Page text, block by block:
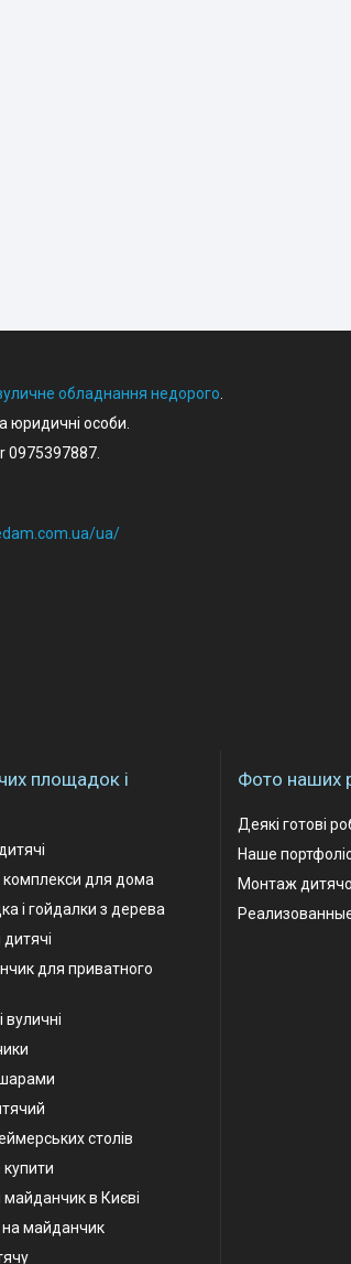
обладнання недорого
юридичні особи.
0975397887.
ua/
площадок і
комплекси для дома
і гойдалки з дерева
дитячі
для приватного
вуличні
столів
купити
в Києві
на майданчик
Фото наших
Деякі готові
Наше
Монтаж